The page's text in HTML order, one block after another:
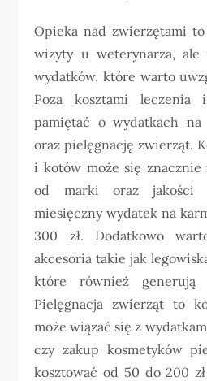
Opieka nad zwierzętami
wizyty u weterynarza,
wydatków, które warto
Poza kosztami leczenia
pamiętać o wydatkach na
oraz pielęgnację zwierząt.
i kotów może się znacznie
od marki oraz jakości
miesięczny wydatek na
300 zł. Dodatkowo
akcesoria takie jak
które również generują
Pielęgnacja zwierząt to
może wiązać się z
czy zakup kosmetyków
kosztować od 50 do 200